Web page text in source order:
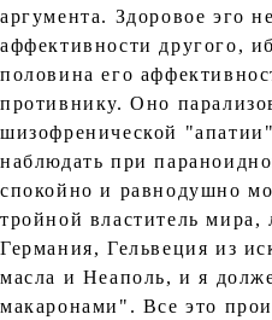
аргумента. Здоровое эго
аффективности другого,
половина его
противнику. Оно
шизофренической
наблюдать при
спокойно и равнодушно
тройной властитель
Германия, Гельвеция из
масла и Неаполь, и я
макаронами". Все это